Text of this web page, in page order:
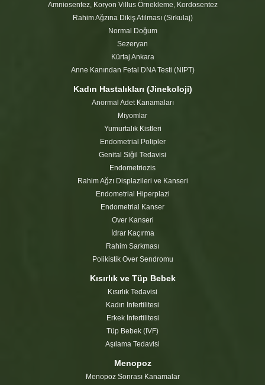
Amniosentez, Koryon Villus Örnekleme, Kordosentez
Rahim Ağzına Dikiş Atılması (Sirkulaj)
Normal Doğum
Sezeryan
Kürtaj Ankara
Anne Kanından Fetal DNA Testi (NIPT)
Kadın Hastalıkları (Jinekoloji)
Anormal Adet Kanamaları
Miyomlar
Yumurtalık Kistleri
Endometrial Polipler
Genital Siğil Tedavisi
Endometriozis
Rahim Ağzı Displazileri ve Kanseri
Endometrial Hiperplazi
Endometrial Kanser
Over Kanseri
İdrar Kaçırma
Rahim Sarkması
Polikistik Over Sendromu
Kısırlık ve Tüp Bebek
Kısırlık Tedavisi
Kadın İnfertilitesi
Erkek İnfertilitesi
Tüp Bebek (IVF)
Aşılama Tedavisi
Menopoz
Menopoz Sonrası Kanamalar